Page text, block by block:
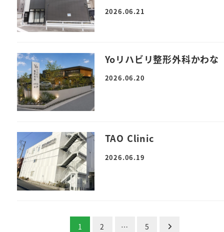
2026.06.21
Yoリハビリ整形外科かわな
2026.06.20
TAO Clinic
2026.06.19
1 2 … 5